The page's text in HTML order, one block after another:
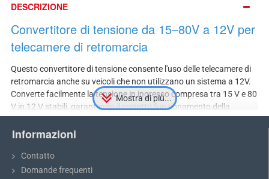
DESCRIZIONE
Convertitore di tensione da 15–80V a 12V per
telecamere di retromarcia
Questo convertitore di tensione consente l'uso delle telecamere di
retromarcia anche su veicoli che non utilizzano un sistema a 12V.
Converte facilmente la tensione in ingresso compresa tra 15 V e 80
V in 12 V stabili, garantendo il corretto funzionamento della
telecamera e dei suoi accessori. Ideale per veicoli a 24 V o con altre
tensioni non standard, aumenta la compatibilità della telecamera e
elettrico.
Informazioni
Contatto
Domande frequenti